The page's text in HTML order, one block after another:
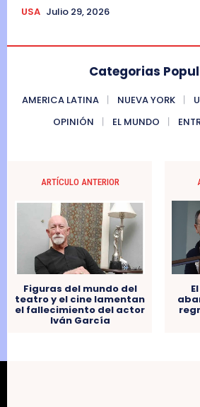
USA Julio 29, 2026
Categorias
AMERICA LATINA NUEVA YORK
OPINIÓN
EL MUNDO
ARTÍCULO ANTERIOR
Figuras del mundo del
teatro y el cine lamentan
el fallecimiento del actor
Iván García